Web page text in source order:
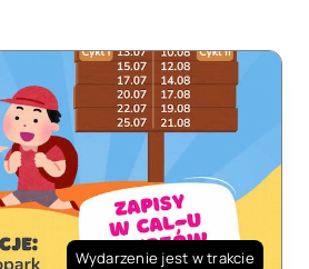
Wydarzenie jest w trakcie